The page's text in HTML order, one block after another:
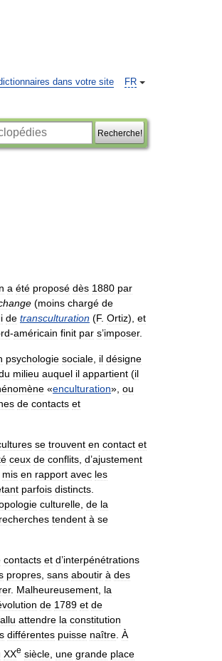
FR
dans votre site
Recherche!
a été proposé dès 1880 par
(moins chargé de
de transculturation (F. Ortiz), et
-américain finit par s’imposer.
psychologie sociale il désigne
milieu auquel il appartient (il
«enculturation», ou
de contacts et
se trouvent en contact et
ceux de conflits d’ajustement
mis en rapport avec les
parfois distincts
culturelle de la
recherches tendent à se
contacts et d’interpénétrations
propres sans aboutir à des
. Malheureusement la
de 1789 et de
attendre la constitution
différentes puisse naître À
XXe siècle une grande place